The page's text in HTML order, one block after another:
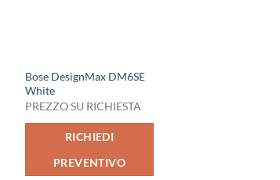
Bose DesignMax DM6SE
White
PREZZO SU RICHIESTA
RICHIEDI
PREVENTIVO